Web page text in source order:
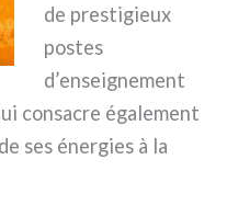
de pre­sti­gieux
postes
d’enseignement
con­sa­cre éga­le­ment
ses éner­gies à la